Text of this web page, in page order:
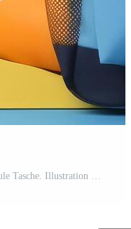
zurück zu Schule Hintergrund mit Schule Tasche. Illustration ai generativ Kostenloses Foto